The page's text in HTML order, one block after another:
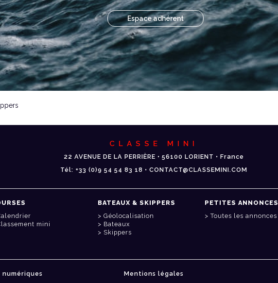
Espace adhérent
CLASSE MINI
22 AVENUE DE LA PERRIÈRE • 56100 LORIENT • France
Tél: +33 (0)9 54 54 83 18 • CONTACT@CLASSEMINI.COM
mini
BATEAUX & SKIPPERS
Géolocalisation
Bateaux
Skippers
PETITES ANNONCES
Toutes les annonces
Mentions légales